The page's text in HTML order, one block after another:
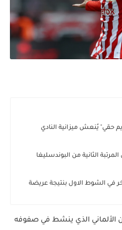
حقي" يُنعش ميزانية النادي
الثانية من البوندسليغا
في الشوط الاول بنتيجة عريضة
الألماني الذي ينشط في صفوفه